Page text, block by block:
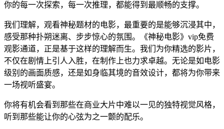
你的每一次探索，每一次推理，都能得到最顺畅的支撑。
我们理解，观看神秘题材的电影，最重要的是能够沉浸其中，
感受那种扑朔迷离、步步惊心的氛围。《神秘电影》vip免费
观影通道，正是基于这样的理解而生。我们为你精选的影片，
不仅在剧情上引人入胜，在制作上也力求卓越。无论是如电影
级别的画面质感，还是如身临其境的音效设计，都将为你带来
一场视听盛宴。
你将有机会看到那些在商业大片中难以一见的独特视觉风格，
听到那些能让你的心弦为之一颤的配乐。